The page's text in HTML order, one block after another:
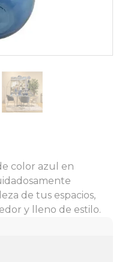
color azul en
de tus espacios,
y lleno de estilo.